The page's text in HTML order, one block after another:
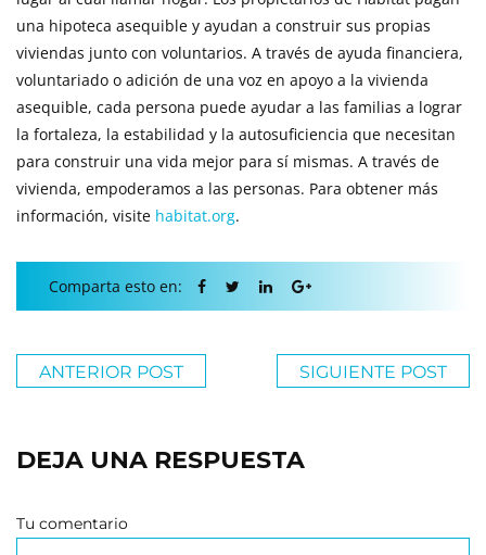
una hipoteca asequible y ayudan a construir sus propias
viviendas junto con voluntarios. A través de ayuda financiera,
voluntariado o adición de una voz en apoyo a la vivienda
asequible, cada persona puede ayudar a las familias a lograr
la fortaleza, la estabilidad y la autosuficiencia que necesitan
para construir una vida mejor para sí mismas. A través de
vivienda, empoderamos a las personas. Para obtener más
información, visite habitat.org.
Comparta esto en:
ANTERIOR POST SIGUIENTE POST
DEJA UNA RESPUESTA
Tu comentario